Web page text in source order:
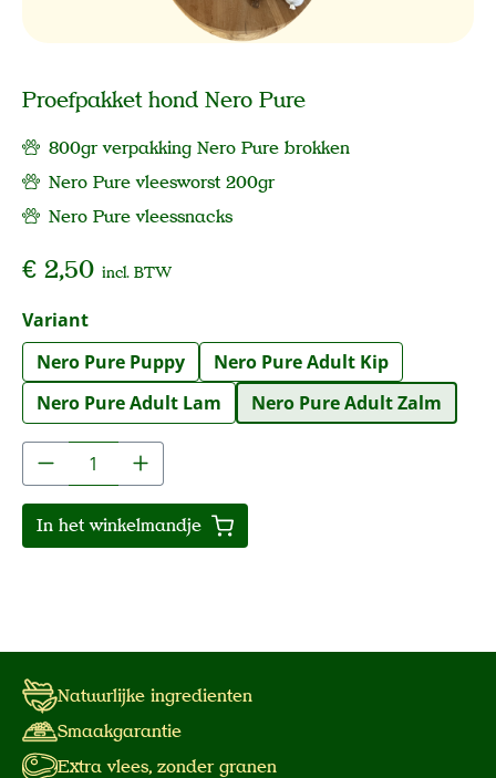
Proefpakket hond Nero Pure
800gr verpakking Nero Pure brokken
Nero Pure vleesworst 200gr
Nero Pure vleessnacks
€ 2,50 incl. BTW
Selecteer
Variant
Nero Pure Puppy
Nero Pure Adult Kip
Nero Pure Adult Lam
Nero Pure Adult Zalm
Producthoeveelheid: Voer de gewenste
In het winkelmandje
Natuurlijke ingredienten
Smaakgarantie
Extra vlees, zonder granen